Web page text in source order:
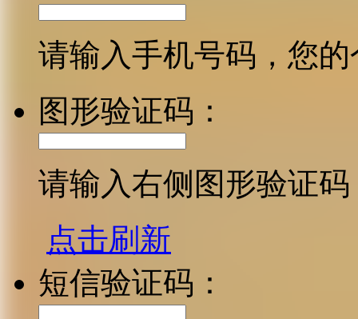
请输入手机号码，您
图形验证码：
请输入右侧图形验证码
点击刷新
短信验证码：